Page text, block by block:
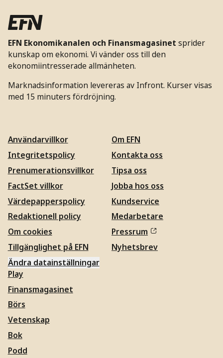
EFN Ekonomikanalen och Finansmagasinet sprider
kunskap om ekonomi. Vi vänder oss till den
ekonomiintresserade allmänheten.
Marknadsinformation levereras av Infront. Kurser visas
med 15 minuters fördröjning.
Användarvillkor
Integritetspolicy
Prenumerationsvillkor
FactSet villkor
Värdepapperspolicy
Redaktionell policy
Om cookies
Tillgänglighet på EFN
Ändra datainställningar
Om EFN
Kontakta oss
Tipsa oss
Jobba hos oss
Kundservice
Medarbetare
Pressrum
Nyhetsbrev
Play
Finansmagasinet
Börs
Vetenskap
Bok
Podd